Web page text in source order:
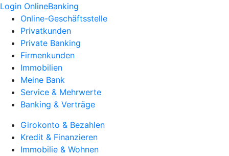
Login OnlineBanking
Online-Geschäftsstelle
Privatkunden
Private Banking
Firmenkunden
Immobilien
Meine Bank
Service & Mehrwerte
Banking & Verträge
Girokonto & Bezahlen
Kredit & Finanzieren
Immobilie & Wohnen